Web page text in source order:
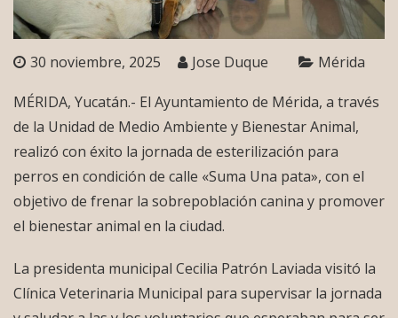
30 noviembre, 2025 Jose Duque Mérida
MÉRIDA, Yucatán.- El Ayuntamiento de Mérida, a través
de la Unidad de Medio Ambiente y Bienestar Animal,
realizó con éxito la jornada de esterilización para
perros en condición de calle «Suma Una pata», con el
objetivo de frenar la sobrepoblación canina y promover
el bienestar animal en la ciudad.
La presidenta municipal Cecilia Patrón Laviada visitó la
Clínica Veterinaria Municipal para supervisar la jornada